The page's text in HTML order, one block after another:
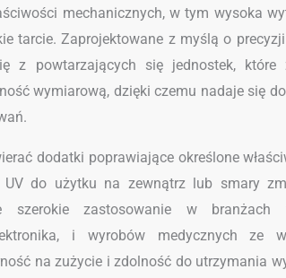
mechanicznych, w tym wysoka
tarcie. Zaprojektowane z myślą o precyzji
z powtarzających się jednostek, które
wymiarową, dzięki czemu nadaje się
dodatki poprawiające określone
do użytku na zewnątrz lub smary
szerokie zastosowanie w branżach
i wyrobów medycznych ze
na zużycie i zdolność do utrzymania